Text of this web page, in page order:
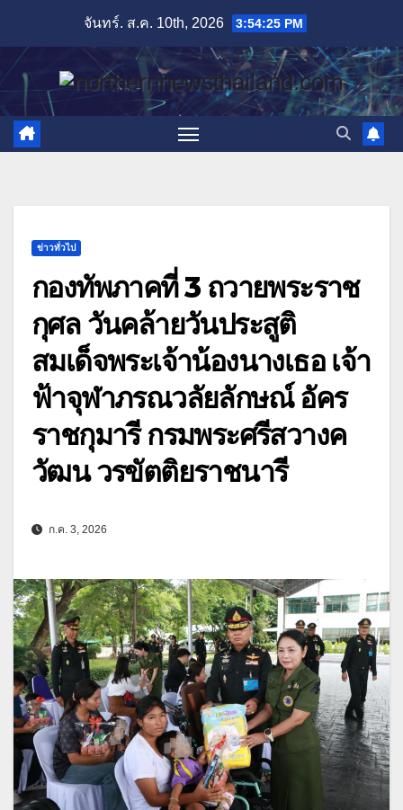
content
จันทร์. ส.ค. 10th, 2026 3:54:27 PM
ข่าวทั่วไป
กองทัพภาคที่ 3 ถวายพระราช
กุศล วันคล้ายวันประสูติ
สมเด็จพระเจ้าน้องนางเธอ เจ้า
ฟ้าจุฬาภรณวลัยลักษณ์ อัคร
ราชกุมารี กรมพระศรีสวางค
วัฒน วรขัตติยราชนารี
ก.ค. 3, 2026